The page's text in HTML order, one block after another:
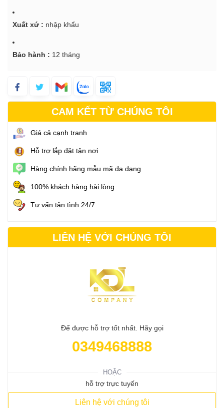
Xuất xứ : nhập khẩu
Bảo hành : 12 tháng
CAM KẾT TỪ CHÚNG TÔI
Giá cả cạnh tranh
Hỗ trợ lắp đặt tận nơi
Hàng chính hãng mẫu mã đa dạng
100% khách hàng hài lòng
Tư vấn tận tình 24/7
LIÊN HỆ VỚI CHÚNG TÔI
Để được hỗ trợ tốt nhất. Hãy gọi
0349468888
HOẶC
hỗ trợ trực tuyến
Liên hệ với chúng tôi